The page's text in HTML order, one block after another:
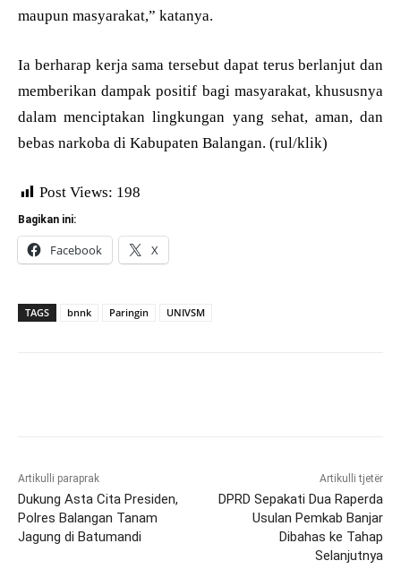
maupun masyarakat,” katanya.
Ia berharap kerja sama tersebut dapat terus berlanjut dan
memberikan dampak positif bagi masyarakat, khususnya
dalam menciptakan lingkungan yang sehat, aman, dan
bebas narkoba di Kabupaten Balangan. (rul/klik)
Post Views: 198
Bagikan ini:
Facebook X
TAGS bnnk Paringin UNIVSM
Artikulli paraprak
Dukung Asta Cita Presiden,
Polres Balangan Tanam
Jagung di Batumandi
Artikulli tjetër
DPRD Sepakati Dua Raperda
Usulan Pemkab Banjar
Dibahas ke Tahap
Selanjutnya